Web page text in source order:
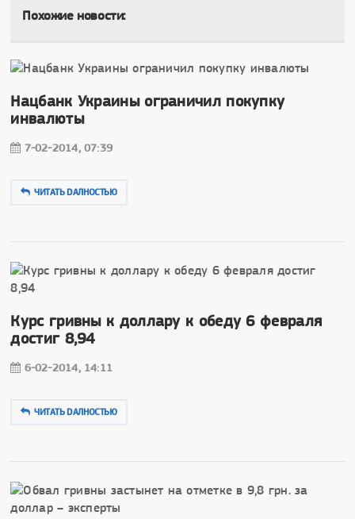
Похожие новости:
Нацбанк Украины ограничил покупку
инвалюты
7-02-2014, 07:39
ЧИТАТЬ DAЛНОСТЬЮ
Курс гривны к доллару к обеду 6 февраля
достиг 8,94
6-02-2014, 14:11
ЧИТАТЬ DAЛНОСТЬЮ